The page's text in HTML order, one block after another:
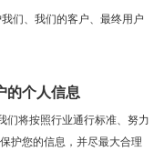
们、我们的客户、最终用户
的个人信息
们将按照行业通行标准、努力
护您的信息，并尽最大合理